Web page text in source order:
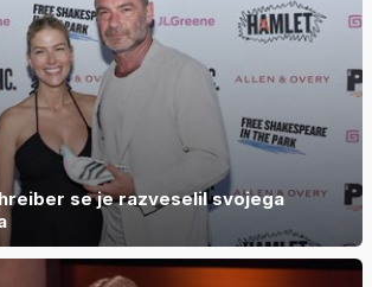
se je razveselil svojega